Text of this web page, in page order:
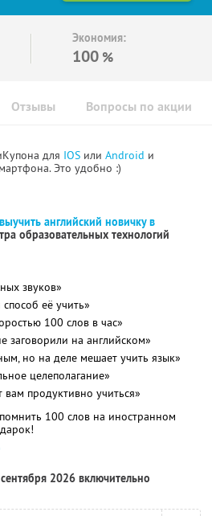
Экономия:
100 %
Отзывы Вопросы по акции
для IOS или Android и
Это удобно :)
английский новичку в
образовательных технологий
звуков»
её учить»
100 слов в час»
заговорили на английском»
но на деле мешает учить язык»
целеполагание»
продуктивно учиться»
100 слов на иностранном
2026 включительно